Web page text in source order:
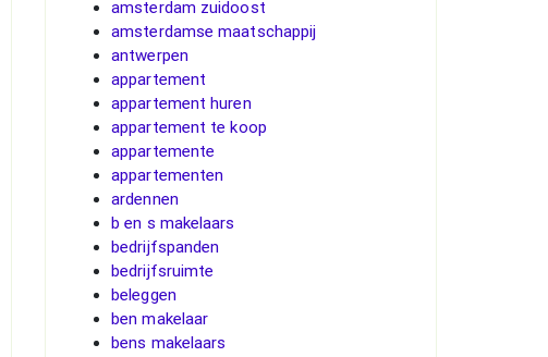
amsterdam zuidoost
amsterdamse maatschappij
antwerpen
appartement
appartement huren
appartement te koop
appartemente
appartementen
ardennen
b en s makelaars
bedrijfspanden
bedrijfsruimte
beleggen
ben makelaar
bens makelaars